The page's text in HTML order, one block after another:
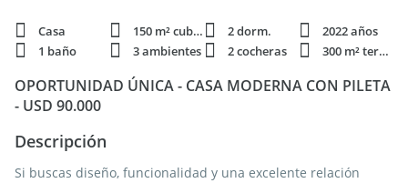
Casa 150 m² cubie. 2 dorm.
2022 años
1 baño
3 ambientes 2 cocheras 300 m² terren.
OPORTUNIDAD ÚNICA - CASA MODERNA CON PILETA
- USD 90.000
Descripción
Si buscas diseño, funcionalidad y una excelente relación